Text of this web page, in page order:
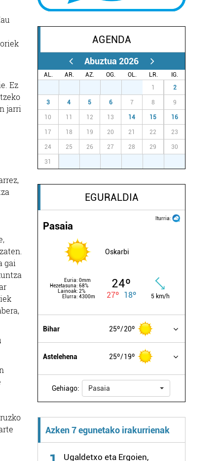
Ez
jarri
gai
AGENDA
Abuztua 2026
AL. AR. AZ. OG. OL. LR.
IG.
1 2
3 4 5 6 7 8 9
10 11 12 13 14 15 16
17 18 19 20 21 22 23
24 25 26 27 28 29 30
31
EGURALDIA
Iturria:
Pasaia
Oskarbi
Euria: 0mm
Hezetasuna: 68%
Lainoak: 2%
Elurra: 4300m
24º
27º 18º 5 km/h
Bihar 25º 20º
Astelehena 25º 19º
Gehiago: Pasaia
Azken 7 egunetako irakurrienak
Ugaldetxo eta Ergoien,